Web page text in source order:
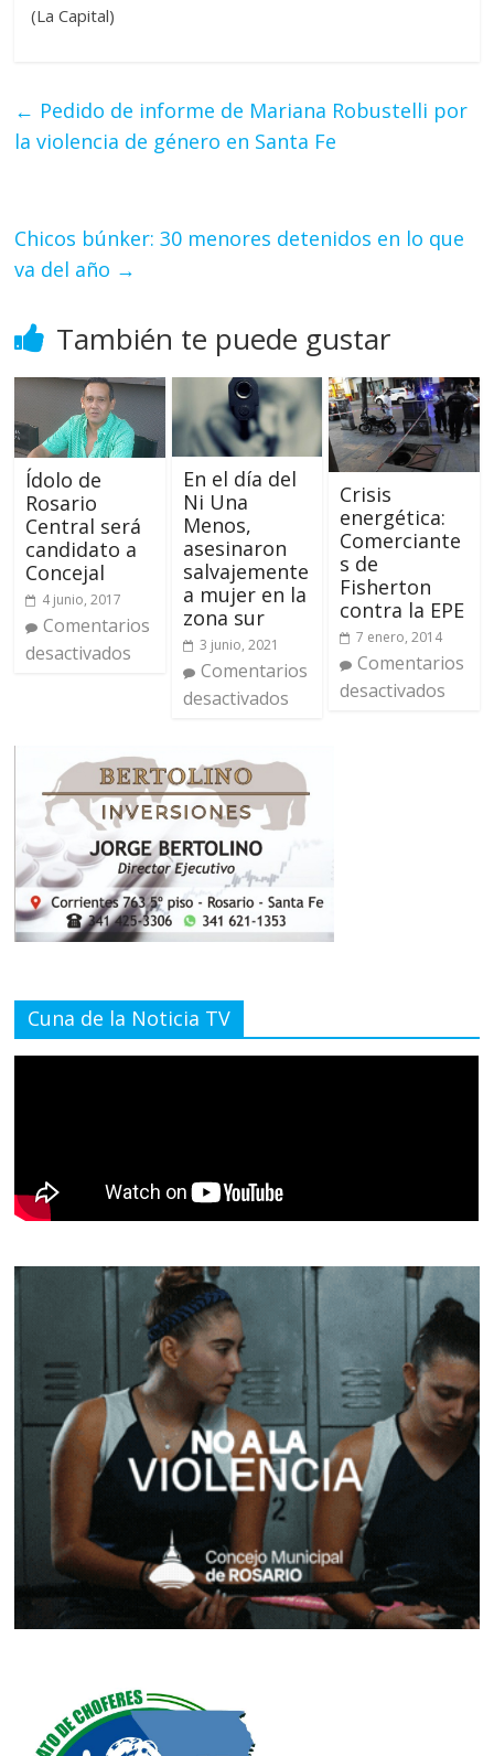
(La Capital)
← Pedido de informe de Mariana Robustelli por
la violencia de género en Santa Fe
Chicos búnker: 30 menores detenidos en lo que
va del año →
También te puede gustar
Ídolo de
Rosario
Central será
candidato a
Concejal
4 junio, 2017
Comentarios
desactivados
En el día del
Ni Una
Menos,
asesinaron
salvajemente
a mujer en la
zona sur
3 junio, 2021
Comentarios
desactivados
Crisis
energética:
Comerciante
s de
Fisherton
contra la EPE
7 enero, 2014
Comentarios
desactivados
Cuna de la Noticia TV